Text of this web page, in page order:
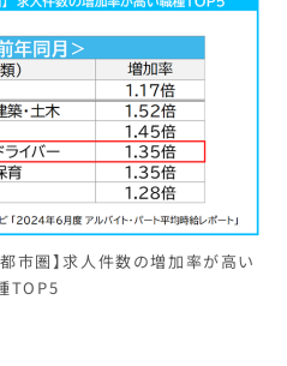
市圏】求人件数の増加率が高い
TOP5